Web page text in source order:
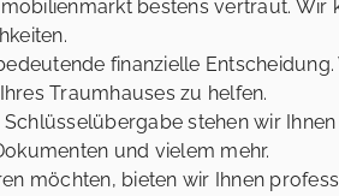
bestens vertraut. Wir
finanzielle
Traumhauses zu helfen.
stehen wir Ihnen
und vielem mehr.
möchten, bieten wir Ihnen